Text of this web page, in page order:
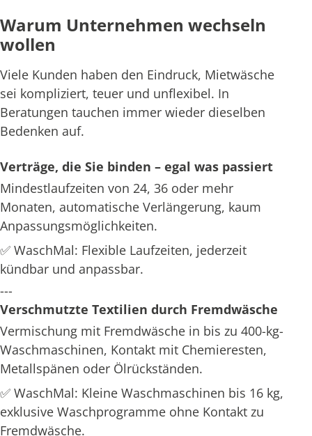
Warum Unternehmen wechseln
wollen
Viele Kunden haben den Eindruck, Mietwäsche
sei kompliziert, teuer und unflexibel. In
Beratungen tauchen immer wieder dieselben
Bedenken auf.
Verträge, die Sie binden – egal was passiert
Mindestlaufzeiten von 24, 36 oder mehr
Monaten, automatische Verlängerung, kaum
Anpassungsmöglichkeiten.
✅ WaschMal: Flexible Laufzeiten, jederzeit
kündbar und anpassbar.
---
Verschmutzte Textilien durch Fremdwäsche
Vermischung mit Fremdwäsche in bis zu 400-kg-
Waschmaschinen, Kontakt mit Chemieresten,
Metallspänen oder Ölrückständen.
✅ WaschMal: Kleine Waschmaschinen bis 16 kg,
exklusive Waschprogramme ohne Kontakt zu
Fremdwäsche.